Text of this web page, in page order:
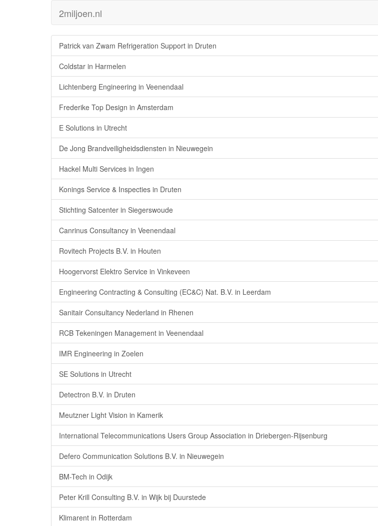
2miljoen.nl
Patrick van Zwam Refrigeration Support in Druten
Coldstar in Harmelen
Lichtenberg Engineering in Veenendaal
Frederike Top Design in Amsterdam
E Solutions in Utrecht
De Jong Brandveiligheidsdiensten in Nieuwegein
Hackel Multi Services in Ingen
Konings Service & Inspecties in Druten
Stichting Satcenter in Siegerswoude
Canrinus Consultancy in Veenendaal
Rovitech Projects B.V. in Houten
Hoogervorst Elektro Service in Vinkeveen
Engineering Contracting & Consulting (EC&C) Nat. B.V. in Leerdam
Sanitair Consultancy Nederland in Rhenen
RCB Tekeningen Management in Veenendaal
IMR Engineering in Zoelen
SE Solutions in Utrecht
Detectron B.V. in Druten
Meutzner Light Vision in Kamerik
International Telecommunications Users Group Association in Driebergen-Rijsenburg
Defero Communication Solutions B.V. in Nieuwegein
BM-Tech in Odijk
Peter Krill Consulting B.V. in Wijk bij Duurstede
Klimarent in Rotterdam